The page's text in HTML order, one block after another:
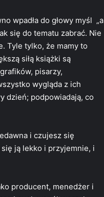
wpadła do głowy myśl „a
się do tematu zabrać. Nie
Tyle tylko, że mamy to
siłą książki są
pisarzy,
wygląda z ich
dzień; podpowiadają, co
i czujesz się
ją lekko i przyjemnie, i
producent, menedżer i